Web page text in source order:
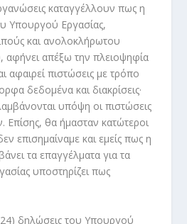
καταγγέλλουν πως η
Υπουργού Εργασίας,
και ανολοκλήρωτου
αφήνει απέξω την πλειοψηφία
αφαιρεί πιστώσεις με τρόπο
δεδομένα και διακρίσεις·
υπόψη οι πιστώσεις
Επίσης, θα ήμασταν κατώτεροι
επισημαίναμε και εμείς πως η
τα επαγγέλματα για τα
υποστηρίζει πως
δηλώσεις του Υπουργού